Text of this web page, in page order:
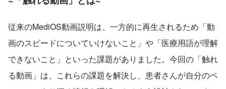
従来のMediOS動画説明は、一方的に再生されるため「動
画のスピードについていけないこと」や「医療用語が理解
できないこと」といった課題がありました。今回の「触れ
る動画」は、これらの課題を解決し、患者さんが自分のペ